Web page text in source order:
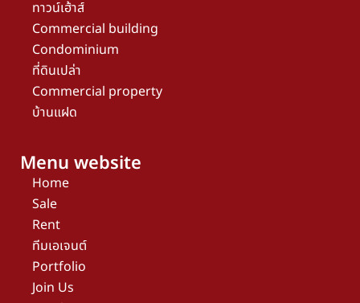
ทาวน์เฮ้าส์
Commercial building
Condominium
ที่ดินเปล่า
Commercial property
บ้านแฝด
Menu website
Home
Sale
Rent
ทีมเอเจนต์
Portfolio
Join Us